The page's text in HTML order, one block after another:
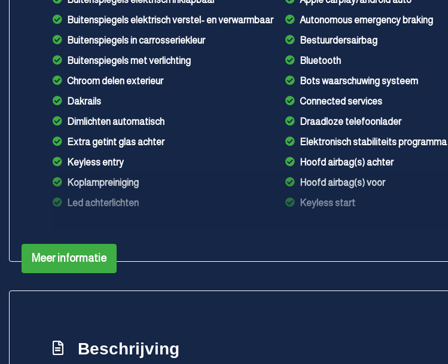
Buitenspiegels elektrisch verstel- en verwarmbaar
Buitenspiegels in carrosseriekleur
Buitenspiegels met verlichting
Chroom delen exterieur
Dakrails
Dimlichten automatisch
Extra getint glas achter
Keyless entry
Koplampreiniging
Led achterlichten
Led koplampen
Lichtmetalen velgen 5-spaaks 17"
Parkeersensor voor
Autonomous emergency braking
Bestuurdersairbag
Bluetooth
Bots waarschuwing systeem
Connected services
Draadloze telefoonlader
Elektronisch stabiliteits programma
Hoofd airbag(s) achter
Hoofd airbag(s) voor
Keyless start
Oplaadmogelijkheid
Meer informatie
Beschrijving